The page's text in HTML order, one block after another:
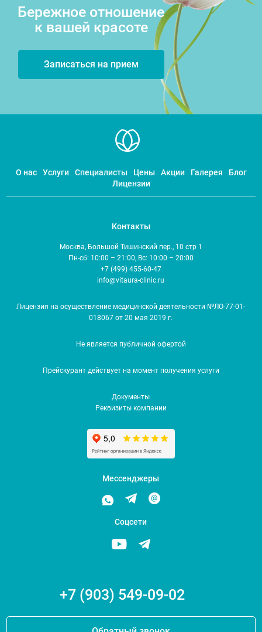
Бережное отношение
к вашей красоте
Записаться на прием
О нас Услуги Специалисты Цены Акции Галерея
Блог
Лицензии
Контакты
Москва, Большой Тишинский пер., 10 стр 1
Пн-сб: 10:00 – 21:00, Вс: 10:00 – 20:00
+7 (499) 455-60-47
info@vitaura-clinic.ru
Лицензия на осуществление медицинской деятельности №ЛО-77-01-
018067 от 20 мая 2019 г.
Не является публичной офертой
Прейскурант действует на момент получения услуги
Документы
Реквизиты компании
Мессенджеры
Соцсети
+7 (903) 549-09-02